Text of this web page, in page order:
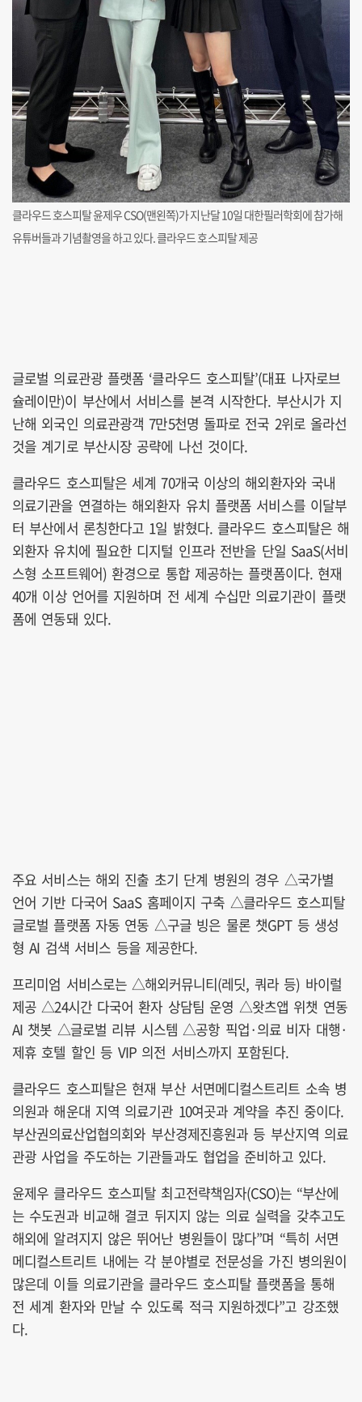
클라우드 호스피탈 윤제우 CSO(맨왼쪽)가 지난달 10일 대한필러학회에 참가해
유튜버들과 기념촬영을 하고 있다. 클라우드 호스피탈 제공
글로벌 의료관광 플랫폼 ‘클라우드 호스피탈’(대표 나자로브
슐레이만)이 부산에서 서비스를 본격 시작한다. 부산시가 지
난해 외국인 의료관광객 7만5천명 돌파로 전국 2위로 올라선
것을 계기로 부산시장 공략에 나선 것이다.
클라우드 호스피탈은 세계 70개국 이상의 해외환자와 국내
의료기관을 연결하는 해외환자 유치 플랫폼 서비스를 이달부
터 부산에서 론칭한다고 1일 밝혔다. 클라우드 호스피탈은 해
외환자 유치에 필요한 디지털 인프라 전반을 단일 SaaS(서비
스형 소프트웨어) 환경으로 통합 제공하는 플랫폼이다. 현재
40개 이상 언어를 지원하며 전 세계 수십만 의료기관이 플랫
폼에 연동돼 있다.
주요 서비스는 해외 진출 초기 단계 병원의 경우 △국가별
언어 기반 다국어 SaaS 홈페이지 구축 △클라우드 호스피탈
글로벌 플랫폼 자동 연동 △구글 빙은 물론 챗GPT 등 생성
형 AI 검색 서비스 등을 제공한다.
프리미엄 서비스로는 △해외커뮤니티(레딧, 쿼라 등) 바이럴
제공 △24시간 다국어 환자 상담팀 운영 △왓츠앱 위챗 연동
AI 챗봇 △글로벌 리뷰 시스템 △공항 픽업·의료 비자 대행·
제휴 호텔 할인 등 VIP 의전 서비스까지 포함된다.
클라우드 호스피탈은 현재 부산 서면메디컬스트리트 소속 병
의원과 해운대 지역 의료기관 10여곳과 계약을 추진 중이다.
부산권의료산업협의회와 부산경제진흥원과 등 부산지역 의료
관광 사업을 주도하는 기관들과도 협업을 준비하고 있다.
윤제우 클라우드 호스피탈 최고전략책임자(CSO)는 “부산에
는 수도권과 비교해 결코 뒤지지 않는 의료 실력을 갖추고도
해외에 알려지지 않은 뛰어난 병원들이 많다”며 “특히 서면
메디컬스트리트 내에는 각 분야별로 전문성을 가진 병의원이
많은데 이들 의료기관을 클라우드 호스피탈 플랫폼을 통해
전 세계 환자와 만날 수 있도록 적극 지원하겠다”고 강조했
다.